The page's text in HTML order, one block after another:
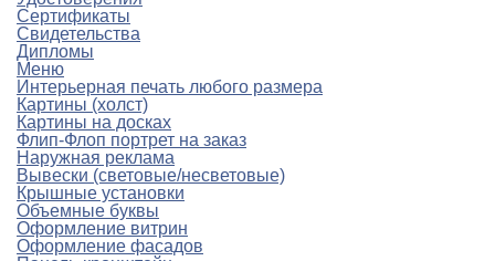
Сертификаты
Свидетельства
Дипломы
Меню
Интерьерная печать любого размера
Картины (холст)
Картины на досках
Флип-Флоп портрет на заказ
Наружная реклама
Вывески (световые/несветовые)
Крышные установки
Объемные буквы
Оформление витрин
Оформление фасадов